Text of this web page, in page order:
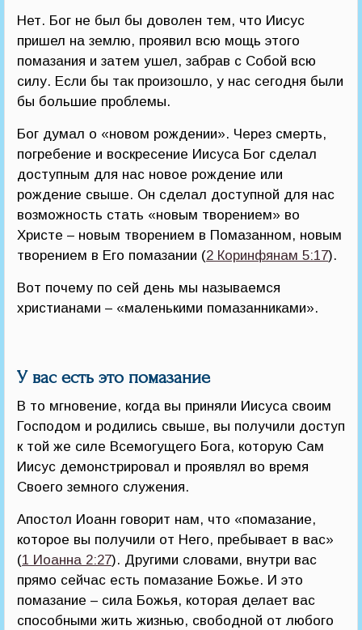
Нет. Бог не был бы доволен тем, что Иисус
пришел на землю, проявил всю мощь этого
помазания и затем ушел, забрав с Собой всю
силу. Если бы так произошло, у нас сегодня были
бы большие проблемы.
Бог думал о «новом рождении». Через смерть,
погребение и воскресение Иисуса Бог сделал
доступным для нас новое рождение или
рождение свыше. Он сделал доступной для нас
возможность стать «новым творением» во
Христе – новым творением в Помазанном, новым
творением в Его помазании (2 Коринфянам 5:17).
Вот почему по сей день мы называемся
христианами – «маленькими помазанниками».
У вас есть это помазание
В то мгновение, когда вы приняли Иисуса своим
Господом и родились свыше, вы получили доступ
к той же силе Всемогущего Бога, которую Сам
Иисус демонстрировал и проявлял во время
Своего земного служения.
Апостол Иоанн говорит нам, что «помазание,
которое вы получили от Него, пребывает в вас»
(1 Иоанна 2:27). Другими словами, внутри вас
прямо сейчас есть помазание Божье. И это
помазание – сила Божья, которая делает вас
способными жить жизнью, свободной от любого